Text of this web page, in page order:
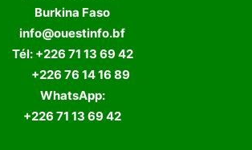
Burkina Faso
info@ouestinfo.bf
Tél: +226 71 13 69 42
+226 76 14 16 89
WhatsApp:
+226 71 13 69 42